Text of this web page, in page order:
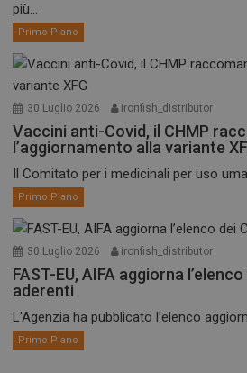
più...
Primo Piano
30 Luglio 2026 ironfish_distributor
Vaccini anti-Covid, il CHMP
l’aggiornamento alla variante
Il Comitato per i medicinali per uso
Primo Piano
30 Luglio 2026 ironfish_distributor
FAST-EU, AIFA aggiorna
aderenti
L’Agenzia ha pubblicato l’elenco
Primo Piano